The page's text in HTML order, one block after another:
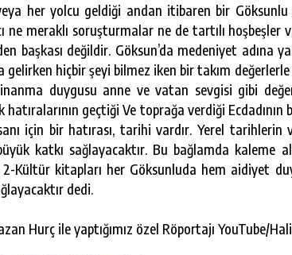
her yolcu geldiği andan itibaren bir
ne meraklı soruşturmalar ne de tartılı hoşbeşler
başkası değildir. Göksun’da medeniyet adına
gelirken hiçbir şeyi bilmez iken bir takım
duygusu anne ve vatan sevgisi gibi
hatıralarının geçtiği Ve toprağa verdiği
için bir hatırası, tarihi vardır. Yerel
katkı sağlayacaktır. Bu bağlamda kaleme
2-Kültür kitapları her Göksunluda hem aidiyet
dedi.
Hurç ile yaptığımız özel Röportajı YouTube/
GÜNLÜK HABER AKIŞI
ÖĞRENCILERINE DARENDE GEZISI.